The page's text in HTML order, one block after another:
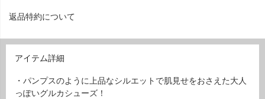
返品特約について
アイテム詳細
・パンプスのように上品なシルエットで肌見せをおさえた大人
っぽいグルカシューズ！